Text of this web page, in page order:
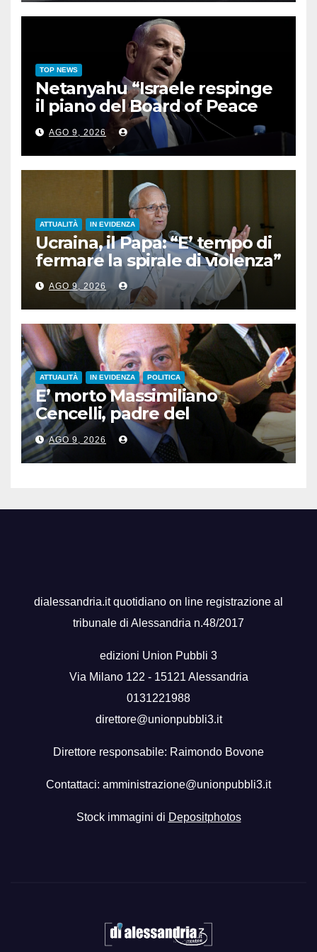
TOP NEWS
Netanyahu “Israele respinge
il piano del Board of Peace
per Gaza”
AGO 9, 2026
ATTUALITÀ IN EVIDENZA
Ucraina, il Papa: “E’ tempo di
fermare la spirale di violenza”
AGO 9, 2026
ATTUALITÀ IN EVIDENZA POLITICA
E’ morto Massimiliano
Cencelli, padre del
“manuale” omonimo
AGO 9, 2026
dialessandria.it quotidiano on line registrazione al
tribunale di Alessandria n.48/2017
edizioni Union Pubbli 3
Via Milano 122 - 15121 Alessandria
0131221988
direttore@unionpubbli3.it
Direttore responsabile: Raimondo Bovone
Contattaci: amministrazione@unionpubbli3.it
Stock immagini di Depositphotos